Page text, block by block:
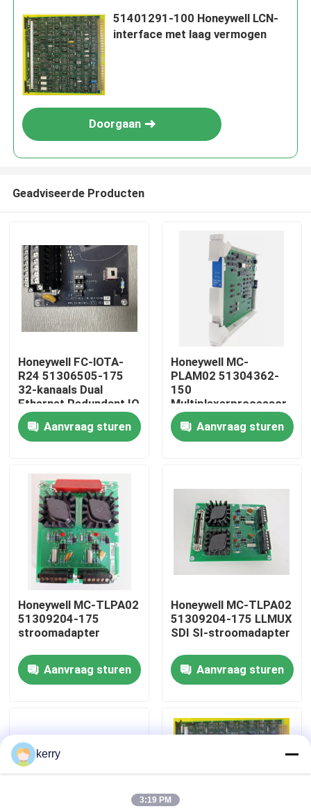
Thuis
Video's
Over ons
Fabriekstocht
Kwaliteitscontrole
Neem contact met ons op
Vraag een offerte
51401291-100 Honeywell LCN-
interface met laag vermogen
Doorgaan
Geadviseerde Producten
Honeywell FC-lOTA-
R24 51306505-175
32-kanaals Dual
Ethernet Redundant IO
Termination Assembly
voor FSC-systemen
Aanvraag sturen
Honeywell MC-
PLAM02 51304362-
150
Multiplexerprocessor
met laag niveau en
analoge ingang
Aanvraag sturen
Honeywell MC-TLPA02
51309204-175
stroomadapter
Aanvraag sturen
Honeywell MC-TLPA02
51309204-175 LLMUX
SDI SI-stroomadapter
Aanvraag sturen
kerry
3:19 PM